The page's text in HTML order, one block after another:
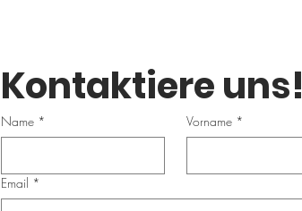
Kontaktiere uns!
Name * Vorname *
Email *